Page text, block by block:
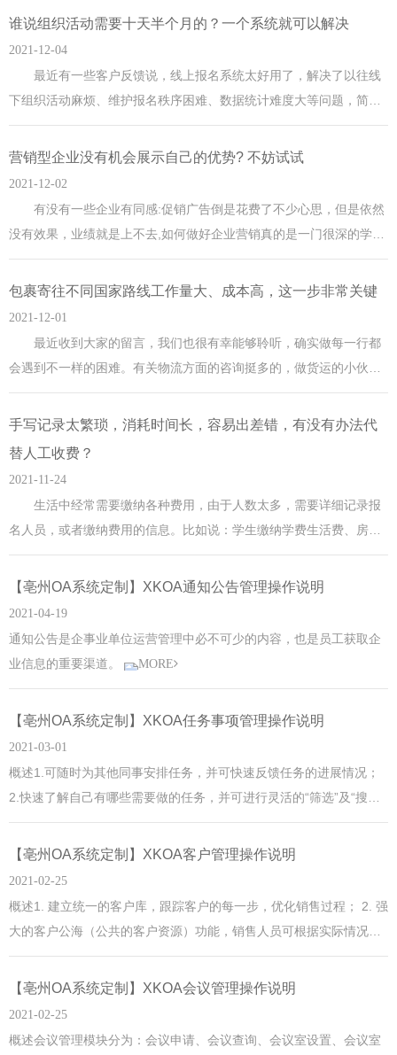
出，就需要进行APP定制开发。本文将从APP定制开发的角度，探讨
谁说组织活动需要十天半个月的？一个系统就可以解决
2021-12-04
最近有一些客户反馈说，线上报名系统太好用了，解决了以往线
下组织活动麻烦、维护报名秩序困难、数据统计难度大等问题，简化
报名管理的工作量，还更有利于大家报名参与活动，真是太方便了。
有了这个亳州线上报名的工具，无论是组织各类比赛，还是开展会
营销型企业没有机会展示自己的优势? 不妨试试
2021-12-02
有没有一些企业有同感:促销广告倒是花费了不少心思，但是依然
没有效果，业绩就是上不去,如何做好企业营销真的是一门很深的学
问。客流量少,不知道从何下手，怎样拓展开发精准用户，提高销量。
企业没有机会充分展示自己的优势？不妨试试为企业产品提供一个
包裹寄往不同国家路线工作量大、成本高，这一步非常关键
2021-12-01
最近收到大家的留言，我们也很有幸能够聆听，确实做每一行都
会遇到不一样的困难。有关物流方面的咨询挺多的，做货运的小伙伴
们也分享了遇到的一些难题。同时，我们也希望和您一起去解决行业
相关的难题。 包裹寄往不同国家、不同路线，如果一个个去核对
手写记录太繁琐，消耗时间长，容易出差错，有没有办法代
替人工收费？
2021-11-24
生活中经常需要缴纳各种费用，由于人数太多，需要详细记录报
名人员，或者缴纳费用的信息。比如说：学生缴纳学费生活费、房屋
缴纳水电物业费。以前都是用手写的方式去记录人员信息和缴费详
情。 手写记录太繁琐，消耗时间也长，甚至会导致报名信息和收
【亳州OA系统定制】XKOA通知公告管理操作说明
2021-04-19
通知公告是企事业单位运营管理中必不可少的内容，也是员工获取企
业信息的重要渠道。
MORE
【亳州OA系统定制】XKOA任务事项管理操作说明
2021-03-01
概述1.可随时为其他同事安排任务，并可快速反馈任务的进展情况；
2.快速了解自己有哪些需要做的任务，并可进行灵活的“筛选”及“搜
索”；3.时时更新的任务进度，让您了解自己或团队任务的完成情况；
4.消息提醒（pc端系统消息和企业微信消息推送），让您第一时间了
【亳州OA系统定制】XKOA客户管理操作说明
2021-02-25
概述1. 建立统一的客户库，跟踪客户的每一步，优化销售过程； 2. 强
大的客户公海（公共的客户资源）功能，销售人员可根据实际情况申
请领用公海客户或由管理员分配公海客户，并且可设置多长时间内必
须联系客户等，否则客户就会自动回归客户公海，提供销售人员积极
【亳州OA系统定制】XKOA会议管理操作说明
2021-02-25
概述会议管理模块分为：会议申请、会议查询、会议室设置、会议室